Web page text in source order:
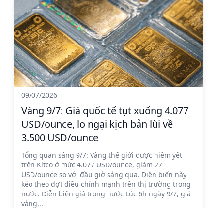
09/07/2026
Vàng 9/7: Giá quốc tế tụt xuống 4.077
USD/ounce, lo ngại kịch bản lùi về
3.500 USD/ounce
Tổng quan sáng 9/7: Vàng thế giới được niêm yết
trên Kitco ở mức 4.077 USD/ounce, giảm 27
USD/ounce so với đầu giờ sáng qua. Diễn biến này
kéo theo đợt điều chỉnh mạnh trên thị trường trong
nước. Diễn biến giá trong nước Lúc 6h ngày 9/7, giá
vàng...